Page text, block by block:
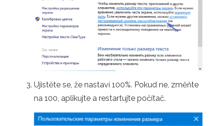
Ujistěte se, že nastaví 100%. Pokud ne, změňte
na 100, aplikujte a restartujte počítač.